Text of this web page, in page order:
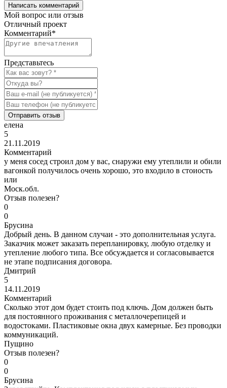
Написать комментарий
Мой вопрос или отзыв
Отличный проект
Комментарий*
Представьтесь
Отправить отзыв
елена
5
21.11.2019
Комментарий
у меня сосед строил дом у вас, снаружи ему утеплили и обили
вагонкой получилось очень хорошо, это входило в стоиость
или
Моск.обл.
Отзыв полезен?
0
0
Брусина
Добрый день. В данном случаи - это дополнительная услуга.
Заказчик может заказать перепланировку, любую отделку и
утепление любого типа. Все обсуждается и согласовывается
не этапе подписания договора.
Дмитрий
5
14.11.2019
Комментарий
Сколько этот дом будет стоить под ключь. Дом должен быть
для постоянного проживания с металлочерепицей и
водостоками. Пластиковые окна двух камерные. Без проводки
коммуникаций.
Пущино
Отзыв полезен?
0
0
Брусина